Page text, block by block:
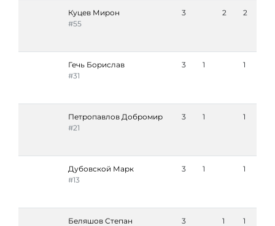
Куцев Мирон
#55
3 2 2
Гечь Борислав
#31
3 1 1
Петропавлов Добромир
#21
3 1 1
Дубовской Марк
#13
3 1 1
Беляшов Степан
3 1 1